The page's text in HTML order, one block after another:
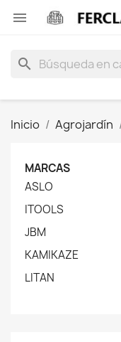

search
Inicio Agrojardín
MARCAS
ASLO
ITOOLS
JBM
KAMIKAZE
LITAN